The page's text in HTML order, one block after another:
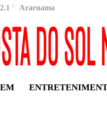
C Araruama